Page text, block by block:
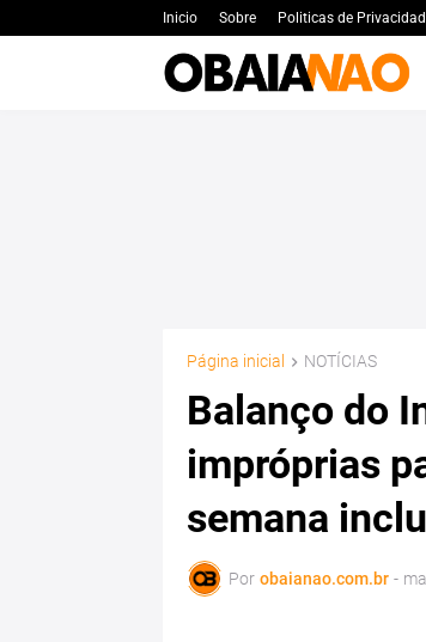
Inicio Sobre Politicas de
Página inicial NOTÍCIAS
Balanço do
impróprias
semana
Por obaianao.com.br -